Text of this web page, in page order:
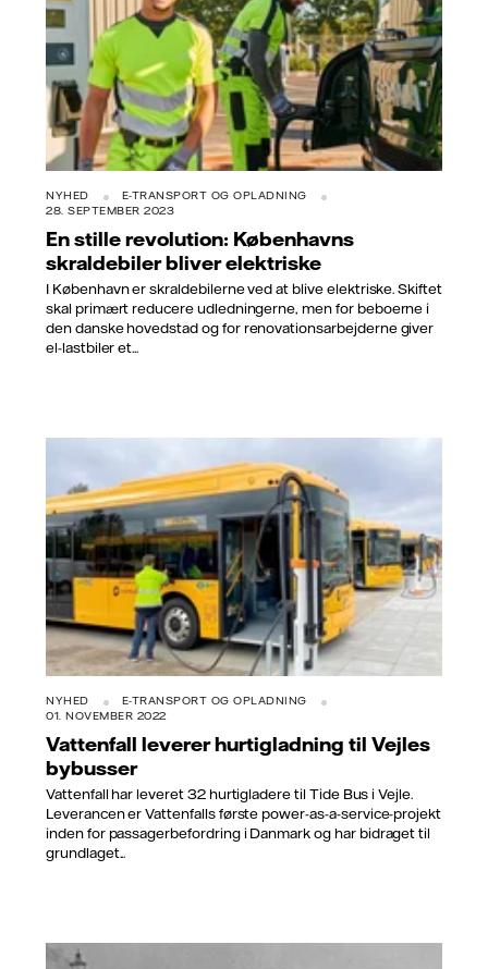
NYHED
E-TRANSPORT OG OPLADNING
28. SEPTEMBER 2023
En stille revolution: Københavns
skraldebiler bliver elektriske
I København er skraldebilerne ved at blive elektriske. Skiftet
skal primært reducere udledningerne, men for beboerne i
den danske hovedstad og for renovationsarbejderne giver
el-lastbiler et...
NYHED
E-TRANSPORT OG OPLADNING
01. NOVEMBER 2022
Vattenfall leverer hurtigladning til Vejles
bybusser
Vattenfall har leveret 32 hurtigladere til Tide Bus i Vejle.
Leverancen er Vattenfalls første power-as-a-service-projekt
inden for passagerbefordring i Danmark og har bidraget til
grundlaget...
Kilde: Bewags arkiver